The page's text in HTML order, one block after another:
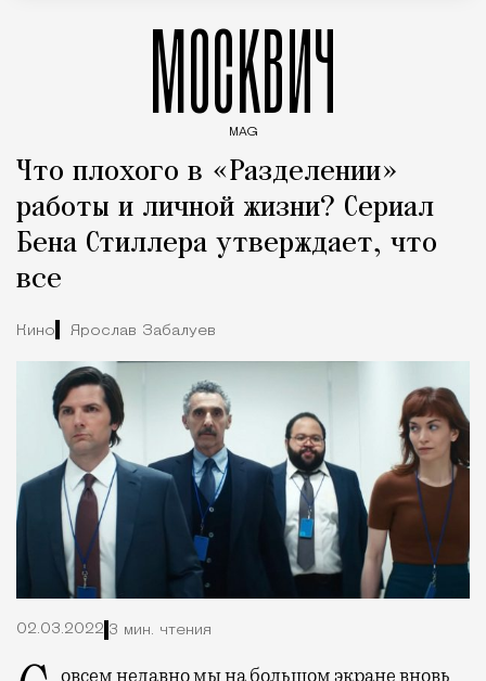
МОСКВИЧ
MAG
Что плохого в «Разделении»
работы и личной жизни? Сериал
Бена Стиллера утверждает, что
все
Кино Ярослав Забалуев
02.03.2022 3 мин. чтения